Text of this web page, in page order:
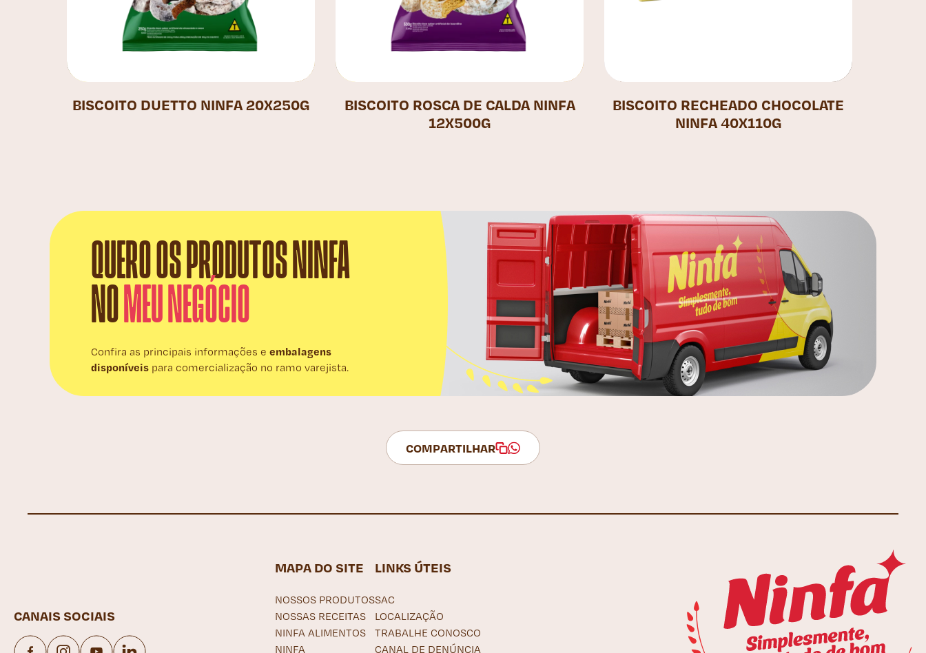
BISCOITO DUETTO NINFA 20X250G
BISCOITO ROSCA DE CALDA NINFA
12X500G
BISCOITO RECHEADO CHOCOLATE
NINFA 40X110G
QUERO OS PRODUTOS NINFA
NOMEU NEGÓCIO
Confira as principais informações e embalagens
disponíveis para comercialização no ramo varejista.
COMPARTILHAR
CANAIS SOCIAIS
MAPA DO SITE
NOSSOS PRODUTOS
NOSSAS RECEITAS
NINFA ALIMENTOS
NINFA
LINKS ÚTEIS
SAC
LOCALIZAÇÃO
TRABALHE CONOSCO
CANAL DE DENÚNCIA